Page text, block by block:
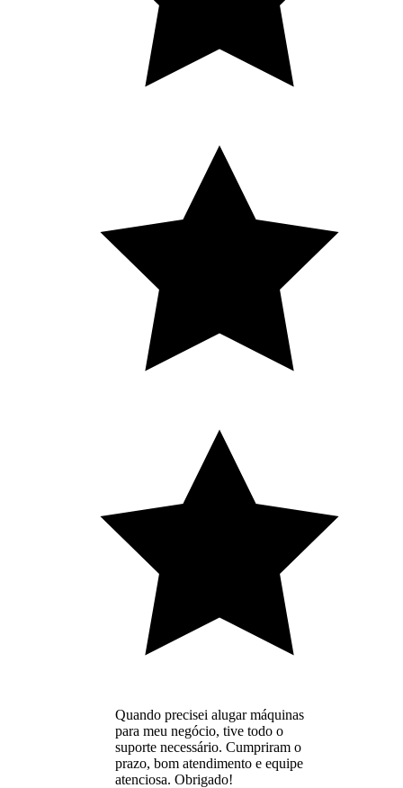
Quando precisei alugar máquinas
para meu negócio, tive todo o
suporte necessário. Cumpriram o
prazo, bom atendimento e equipe
atenciosa. Obrigado!